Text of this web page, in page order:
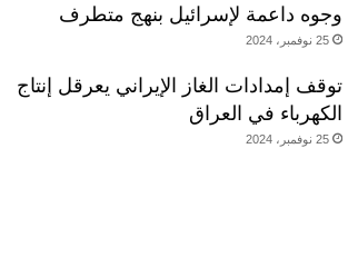
وجوه داعمة لإسرائيل بنهج متطرف
25 نوفمبر، 2024
توقف إمدادات الغاز الإيراني يعرقل إنتاج
الكهرباء في العراق
25 نوفمبر، 2024